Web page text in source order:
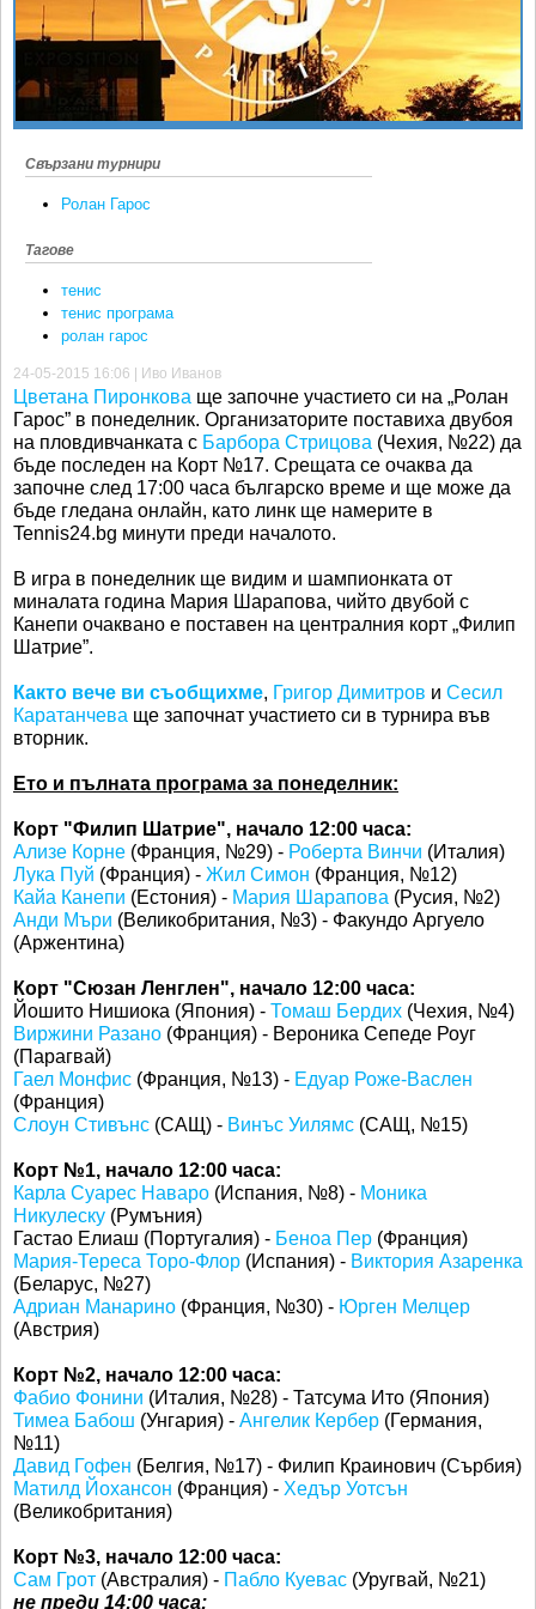
SOFIA OPEN
КЛУБОВЕ
БЛОГ
ВИДЕО
ЖЪЛТО
РАКЕТНИ
Ретро
Спорт&Фитнес
Други
Любители
Свързани турнири
Ролан Гарос
Тагове
тенис
тенис програма
ролан гарос
24-05-2015 16:06 | Иво Иванов
Цветана Пиронкова ще започне участието си на „Ролан
Гарос” в понеделник. Организаторите поставиха двубоя
на пловдивчанката с Барбора Стрицова (Чехия, №22) да
бъде последен на Корт №17. Срещата се очаква да
започне след 17:00 часа българско време и ще може да
бъде гледана онлайн, като линк ще намерите в
Tennis24.bg минути преди началото.
В игра в понеделник ще видим и шампионката от
миналата година Мария Шарапова, чийто двубой с
Канепи очаквано е поставен на централния корт „Филип
Шатрие”.
Както вече ви съобщихме, Григор Димитров и Сесил
Каратанчева ще започнат участието си в турнира във
вторник.
Ето и пълната програма за понеделник:
Корт "Филип Шатрие", начало 12:00 часа:
Ализе Корне (Франция, №29) - Роберта Винчи (Италия)
Лука Пуй (Франция) - Жил Симон (Франция, №12)
Кайа Канепи (Естония) - Мария Шарапова (Русия, №2)
Анди Мъри (Великобритания, №3) - Факундо Аргуело
(Аржентина)
Корт "Сюзан Ленглен", начало 12:00 часа:
Йошито Нишиока (Япония) - Томаш Бердих (Чехия, №4)
Виржини Разано (Франция) - Вероника Сепеде Роуг
(Парагвай)
Гаел Монфис (Франция, №13) - Едуар Роже-Васлен
(Франция)
Слоун Стивънс (САЩ) - Винъс Уилямс (САЩ, №15)
Корт №1, начало 12:00 часа:
Карла Суарес Наваро (Испания, №8) - Моника
Никулеску (Румъния)
Гастао Елиаш (Португалия) - Беноа Пер (Франция)
Мария-Тереса Торо-Флор (Испания) - Виктория Азаренка
(Беларус, №27)
Адриан Манарино (Франция, №30) - Юрген Мелцер
(Австрия)
Корт №2, начало 12:00 часа:
Фабио Фонини (Италия, №28) - Татсума Ито (Япония)
Тимеа Бабош (Унгария) - Ангелик Кербер (Германия,
№11)
Давид Гофен (Белгия, №17) - Филип Краинович (Сърбия)
Матилд Йохансон (Франция) - Хедър Уотсън
(Великобритания)
Корт №3, начало 12:00 часа:
Сам Грот (Австралия) - Пабло Куевас (Уругвай, №21)
не преди 14:00 часа: